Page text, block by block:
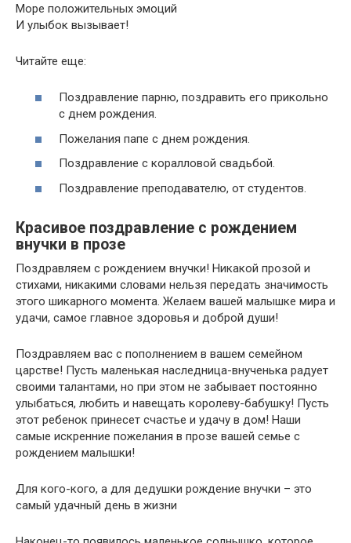
Море положительных эмоций
И улыбок вызывает!
Читайте еще:
Поздравление парню, поздравить его прикольно
с днем рождения.
Пожелания папе с днем рождения.
Поздравление с коралловой свадьбой.
Поздравление преподавателю, от студентов.
Красивое поздравление с рождением
внучки в прозе
Поздравляем с рождением внучки! Никакой прозой и
стихами, никакими словами нельзя передать значимость
этого шикарного момента. Желаем вашей малышке мира и
удачи, самое главное здоровья и доброй души!
Поздравляем вас с пополнением в вашем семейном
царстве! Пусть маленькая наследница-внученька радует
своими талантами, но при этом не забывает постоянно
улыбаться, любить и навещать королеву-бабушку! Пусть
этот ребенок принесет счастье и удачу в дом! Наши
самые искренние пожелания в прозе вашей семье с
рождением малышки!
Для кого-кого, а для дедушки рождение внучки – это
самый удачный день в жизни